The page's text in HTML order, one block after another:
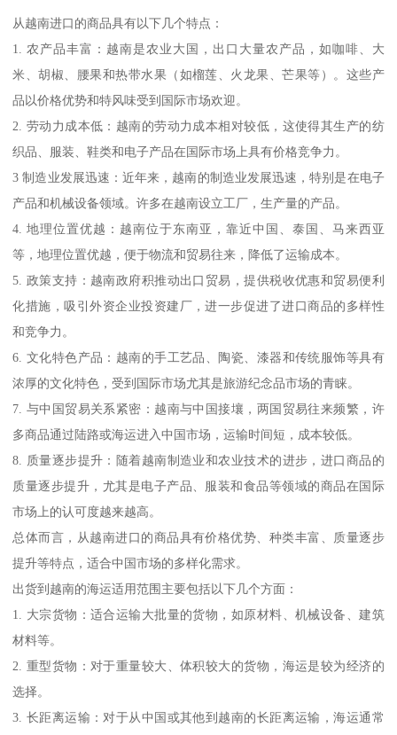
从越南进口的商品具有以下几个特点：
1. 农产品丰富：越南是农业大国，出口大量农产品，如咖啡、大
米、胡椒、腰果和热带水果（如榴莲、火龙果、芒果等）。这些产
品以价格优势和特风味受到国际市场欢迎。
2. 劳动力成本低：越南的劳动力成本相对较低，这使得其生产的纺
织品、服装、鞋类和电子产品在国际市场上具有价格竞争力。
3 制造业发展迅速：近年来，越南的制造业发展迅速，特别是在电子
产品和机械设备领域。许多在越南设立工厂，生产量的产品。
4. 地理位置优越：越南位于东南亚，靠近中国、泰国、马来西亚
等，地理位置优越，便于物流和贸易往来，降低了运输成本。
5. 政策支持：越南政府积推动出口贸易，提供税收优惠和贸易便利
化措施，吸引外资企业投资建厂，进一步促进了进口商品的多样性
和竞争力。
6. 文化特色产品：越南的手工艺品、陶瓷、漆器和传统服饰等具有
浓厚的文化特色，受到国际市场尤其是旅游纪念品市场的青睐。
7. 与中国贸易关系紧密：越南与中国接壤，两国贸易往来频繁，许
多商品通过陆路或海运进入中国市场，运输时间短，成本较低。
8. 质量逐步提升：随着越南制造业和农业技术的进步，进口商品的
质量逐步提升，尤其是电子产品、服装和食品等领域的商品在国际
市场上的认可度越来越高。
总体而言，从越南进口的商品具有价格优势、种类丰富、质量逐步
提升等特点，适合中国市场的多样化需求。
出货到越南的海运适用范围主要包括以下几个方面：
1. 大宗货物：适合运输大批量的货物，如原材料、机械设备、建筑
材料等。
2. 重型货物：对于重量较大、体积较大的货物，海运是较为经济的
选择。
3. 长距离运输：对于从中国或其他到越南的长距离运输，海运通常